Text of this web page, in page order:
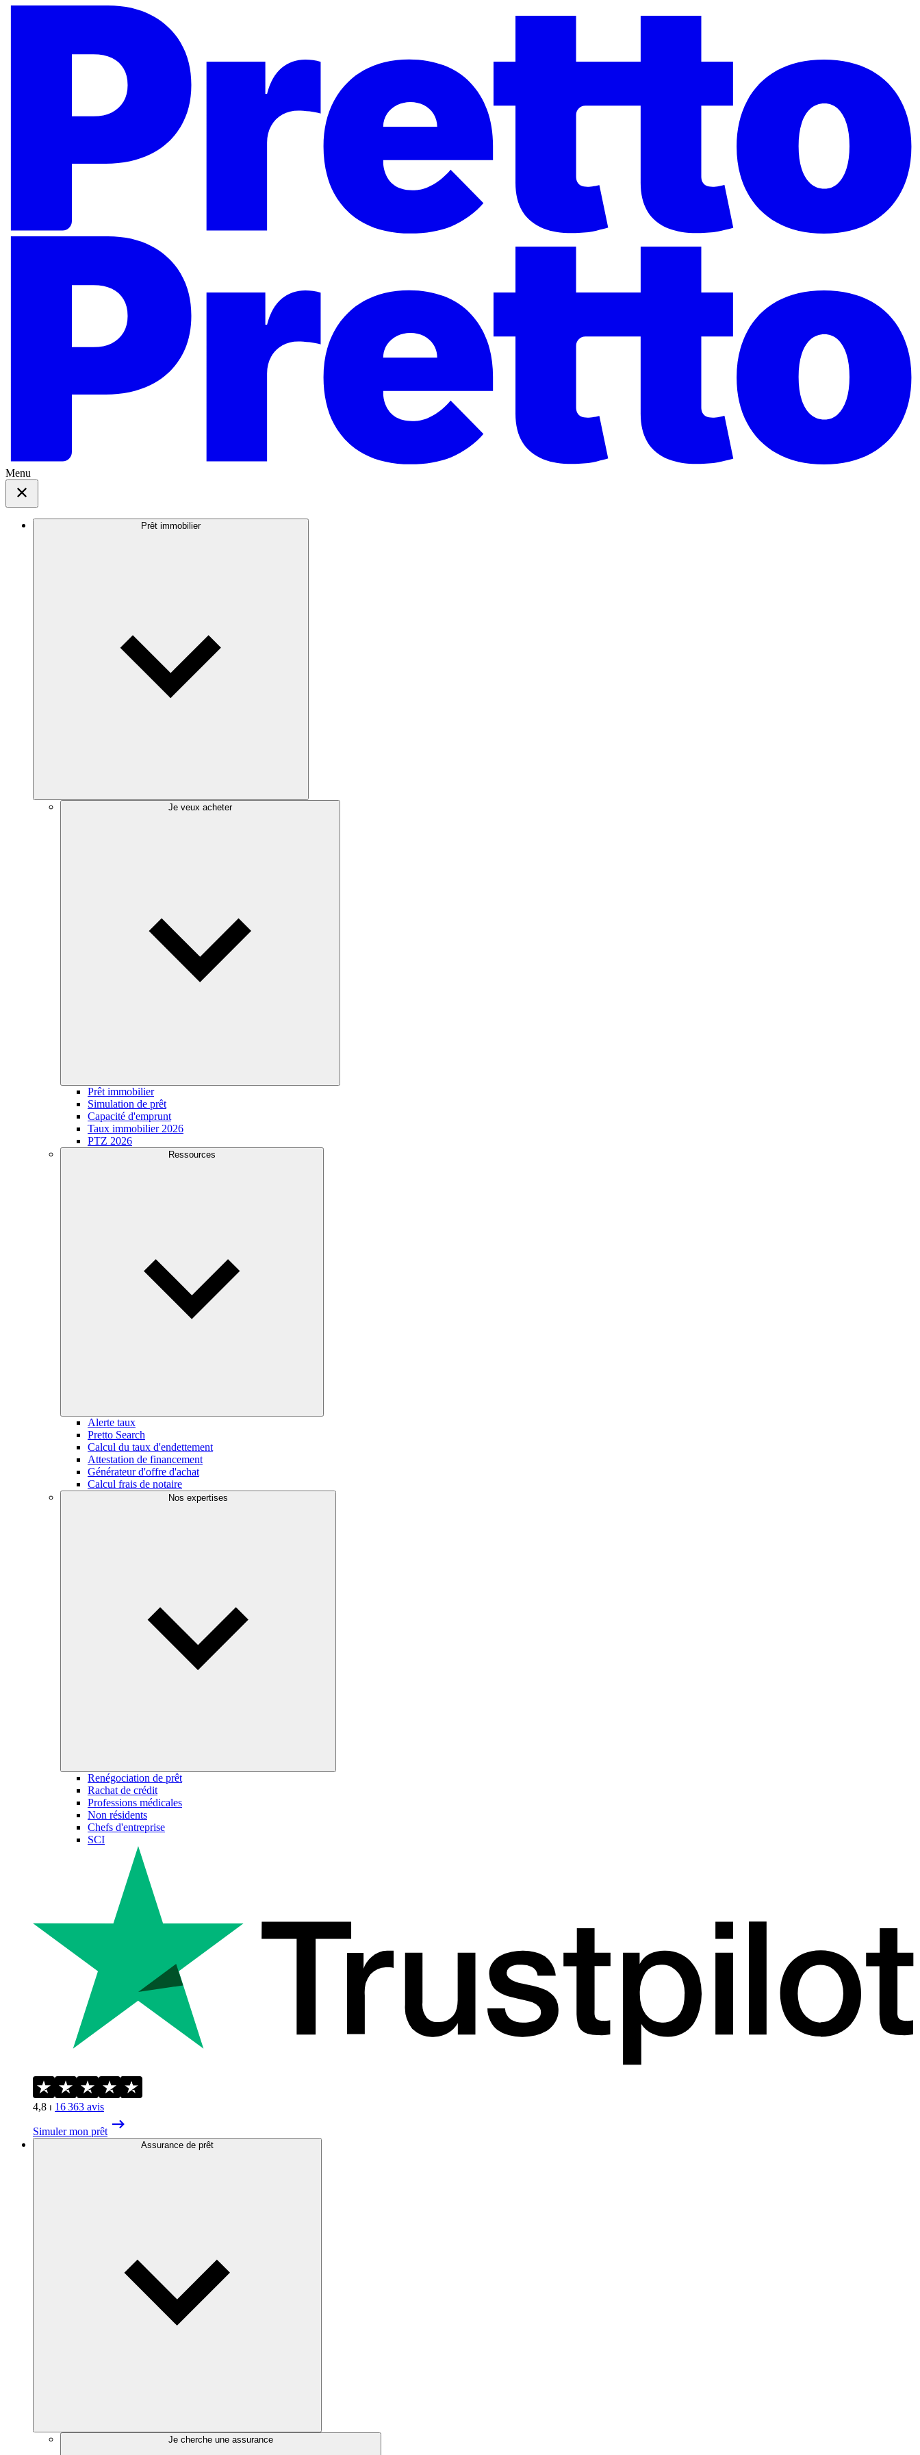
Menu
Prêt immobilier
Je veux acheter
Prêt immobilier
Simulation de prêt
Capacité d'emprunt
Taux immobilier 2026
PTZ 2026
Ressources
Alerte taux
Pretto Search
Calcul du taux d'endettement
Attestation de financement
Générateur d'offre d'achat
Calcul frais de notaire
Nos expertises
Renégociation de prêt
Rachat de crédit
Professions médicales
Non résidents
Chefs d'entreprise
SCI
4,8 ⏐ 16 363 avis
Simuler mon prêt
Assurance de prêt
Je cherche une assurance